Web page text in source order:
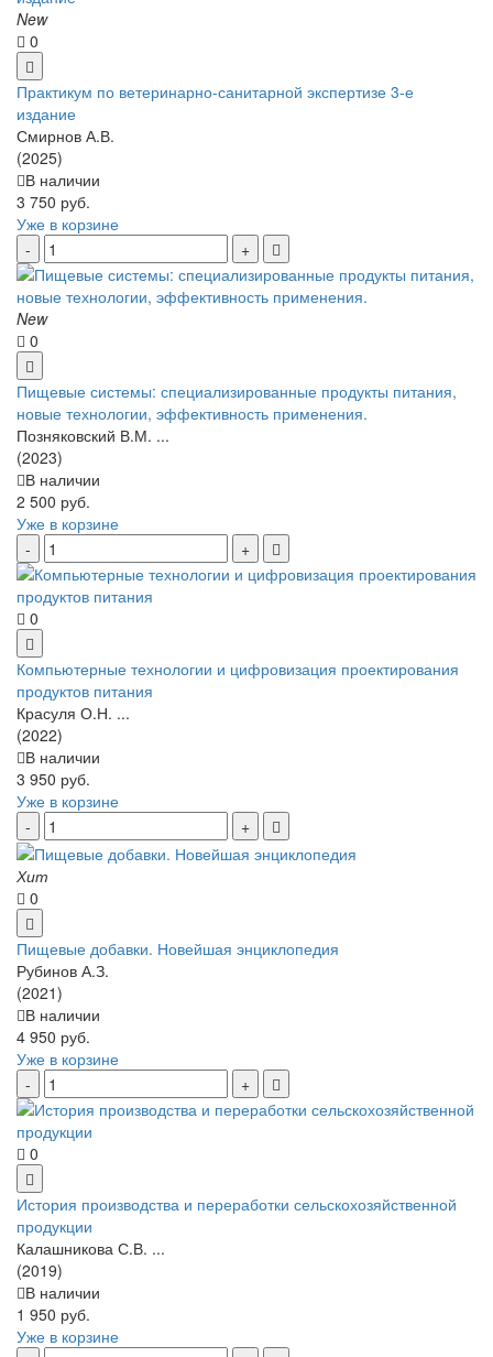
New
0
Практикум по ветеринарно-санитарной экспертизе 3-е
издание
Смирнов А.В.
(2025)
В наличии
3 750 руб.
Уже в корзине
New
0
Пищевые системы: специализированные продукты питания,
новые технологии, эффективность применения.
Позняковский В.М. ...
(2023)
В наличии
2 500 руб.
Уже в корзине
0
Компьютерные технологии и цифровизация проектирования
продуктов питания
Красуля О.Н. ...
(2022)
В наличии
3 950 руб.
Уже в корзине
Хит
0
Пищевые добавки. Новейшая энциклопедия
Рубинов А.З.
(2021)
В наличии
4 950 руб.
Уже в корзине
0
История производства и переработки сельскохозяйственной
продукции
Калашникова С.В. ...
(2019)
В наличии
1 950 руб.
Уже в корзине